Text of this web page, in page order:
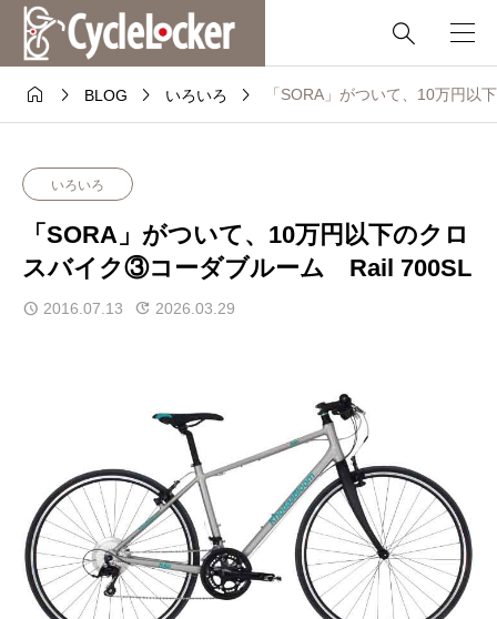

  BLOG  いろいろ  「SORA」がついて、10万円
いろいろ
「SORA」がついて、10万円以下のクロ
スバイク③コーダブルーム Rail 700SL
2016.07.13 2026.03.29